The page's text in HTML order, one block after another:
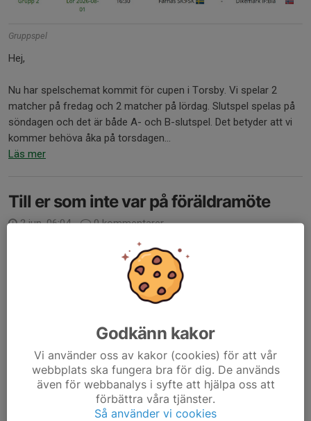
Gruppspel
Hej,
Nu har spelschemat kommit för cupen i Torsby. Vi spelar 2
matcher på fredag och 2 matcher på lördag. Slutspel spelas på
söndagen och det är både A- och B-slutspel. Det betyder att vi
kommer behöva åka på torsdagen...
Läs mer
Till er som inte var på föräldramöte
2 jun, 06:04
0 kommentarer
Nu är det ett tag sedan vi har haft föräldramöte men här
kommer lite info kring föräldrarnas arbetsuppgifter till dem som
Som förut behöver vi föräldrar ställa upp med arbetspass på
Morgondagens match
0 kommentarer
Godkänn kakor
Vi använder oss av kakor (cookies) för att vår
webbplats ska fungera bra för dig. De används
även för webbanalys i syfte att hjälpa oss att
förbättra våra tjänster.
Så använder vi cookies